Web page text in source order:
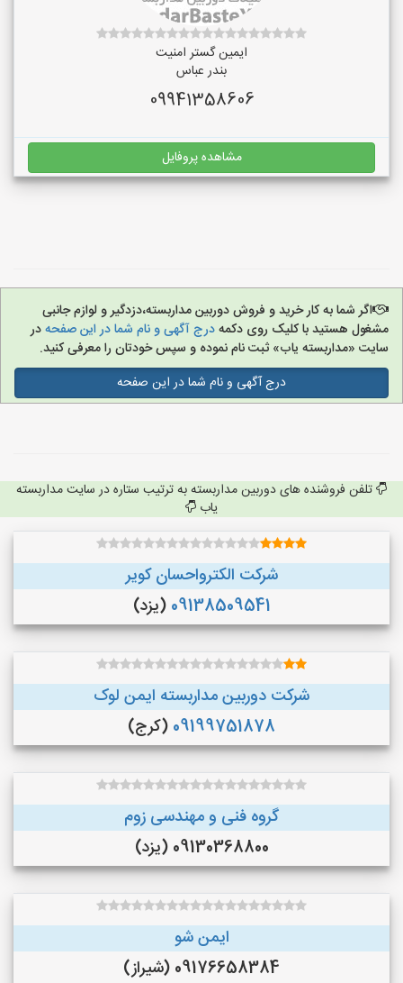
ایمین گستر امنیت
بندر عباس
09941358606
مشاهده پروفایل
اگر شما به کار خرید و فروش دوربین مداربسته،دزدگیر و لوازم جانبی
مشغول هستید با کلیک روی دکمهدرج آگهی و نام شما در این صفحهدر
سایت «مداربسته یاب» ثبت نام نموده و سپس خودتان را معرفی کنید.
درج آگهی و نام شما در این صفحه
تلفن فروشنده های دوربین مداربسته به ترتیب ستاره در سایت مداربسته
یاب
شرکت الکترواحسان کویر
09138509541 (یزد)
شرکت دوربین مداربسته ایمن لوک
09199751878 (کرج)
گروه فنی و مهندسی زوم
09130368800 (یزد)
ایمن شو
09176658384 (شیراز)